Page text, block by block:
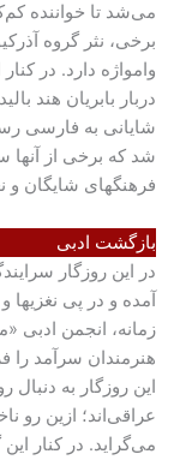
می‌شد تا خواننده
برخی، نثر گروه
وامواژه دارد. در
دربار بابریان هند
شایانی به فارسی
شد که برخی از آنها
فرهنگهای شایگان و
بازگشت ادبی
در این روزگار
آمده و در پی
زمانه، انجمن ادبی
هنرمندان سرآمد را
این روزگار به
عراقی‌اند؛ ازین رو
می‌گراید. در کنار